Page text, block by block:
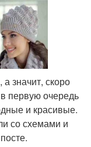
значит, скоро
первую очередь
и красивые.
со схемами и